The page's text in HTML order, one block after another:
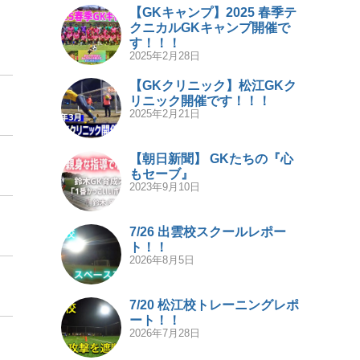
【GKキャンプ】2025 春季テ
クニカルGKキャンプ開催で
す！！！
2025年2月28日
【GKクリニック】松江GKク
リニック開催です！！！
2025年2月21日
【朝日新聞】 GKたちの『心
もセーブ』
2023年9月10日
7/26 出雲校スクールレポー
ト！！
2026年8月5日
7/20 松江校トレーニングレポ
ート！！
2026年7月28日